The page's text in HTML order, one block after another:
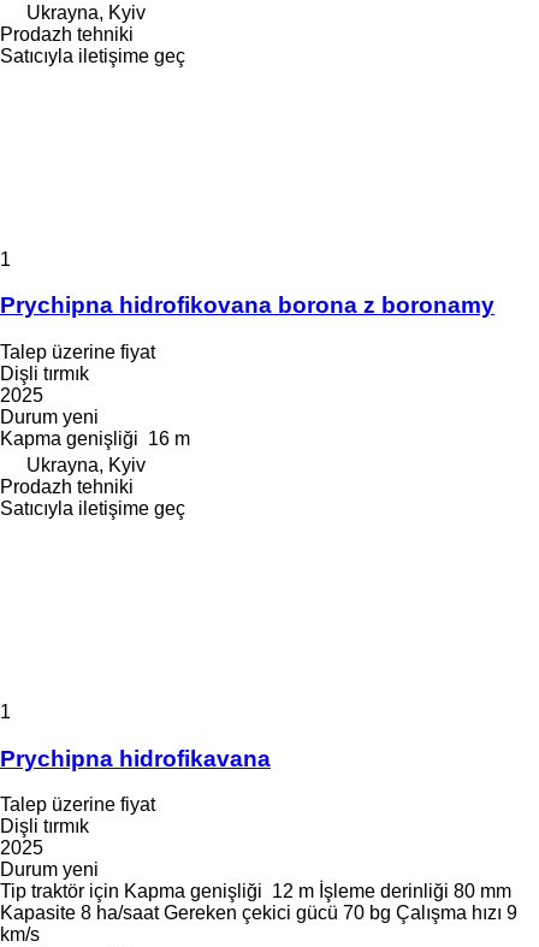
Ukrayna, Kyiv
Prodazh tehniki
Satıcıyla iletişime geç
1
Prychipna hidrofikovana borona z boronamy
Talep üzerine fiyat
Dişli tırmık
2025
Durum yeni
Kapma genişliği 16 m
Ukrayna, Kyiv
Prodazh tehniki
Satıcıyla iletişime geç
1
Prychipna hidrofikavana
Talep üzerine fiyat
Dişli tırmık
2025
Durum yeni
Tip traktör için Kapma genişliği 12 m İşleme derinliği 80 mm
Kapasite 8 ha/saat Gereken çekici gücü 70 bg Çalışma hızı 9
km/s